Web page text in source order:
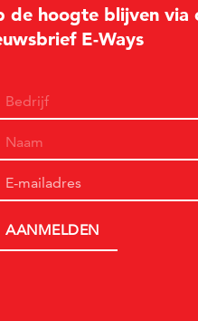
de hoogte blijven via
E-Ways